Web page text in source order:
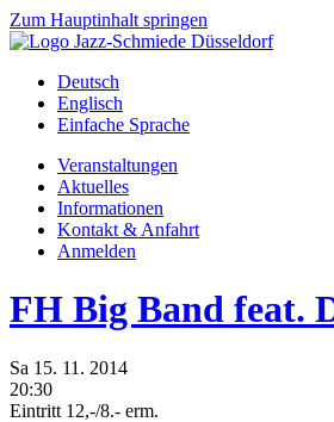
Zum Hauptinhalt springen
Deutsch
Englisch
Einfache Sprache
Veranstaltungen
Aktuelles
Informationen
Kontakt & Anfahrt
Anmelden
FH Big Band feat.
Sa 15. 11. 2014
20:30
Eintritt 12,-/8.- erm.